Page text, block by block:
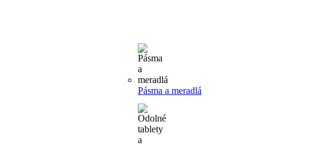
Pásma a meradlá